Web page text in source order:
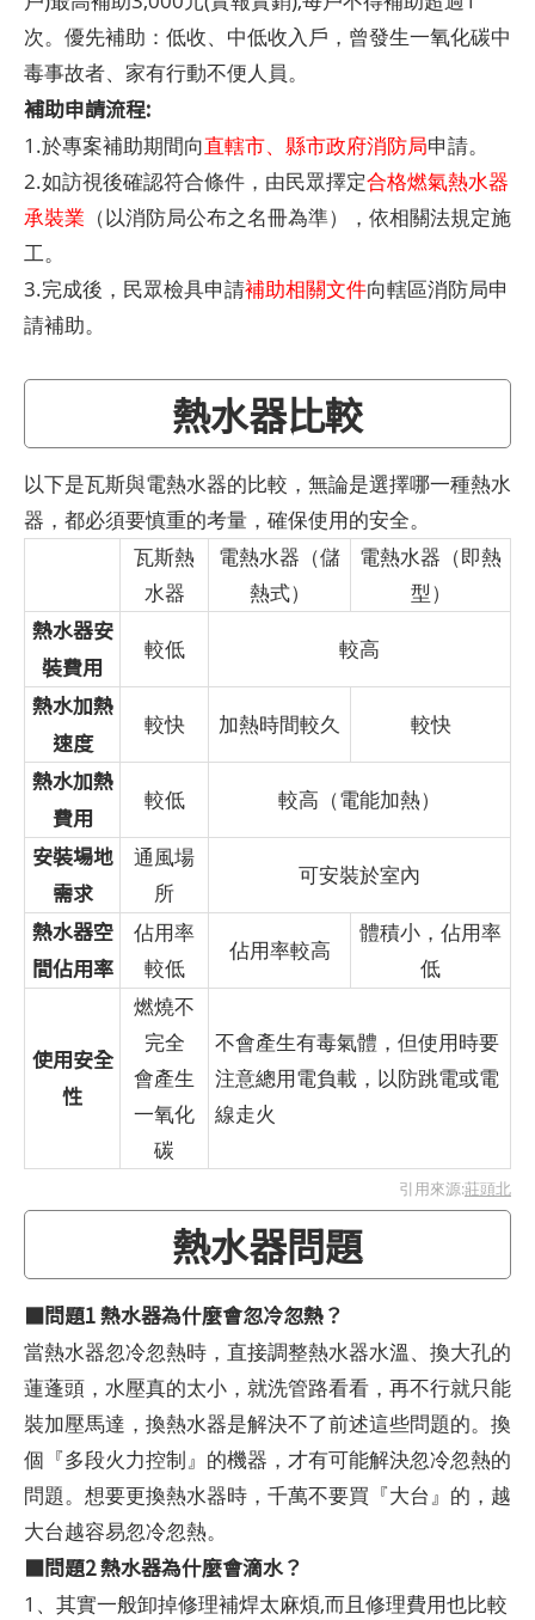
次。優先補助：低收、中低收入戶，曾發生一氧化碳中
毒事故者、家有行動不便人員。
補助申請流程:
1.於專案補助期間向直轄市、縣市政府消防局申請。
2.如訪視後確認符合條件，由民眾擇定合格燃氣熱水器
承裝業 （以消防局公布之名冊為準），依相關法規定施
工。
3.完成後，民眾檢具申請補助相關文件向轄區消防局申
請補助。
熱水器比較
以下是瓦斯與電熱水器的比較，無論是選擇哪一種熱水
器，都必須要慎重的考量，確保使用的安全。
瓦斯熱
水器
電熱水器（儲
熱式）
電熱水器（即熱
型）
熱水器安
裝費用
較低 較高
熱水加熱
速度
較快 加熱時間較久 較快
熱水加熱
費用
較低 較高（電能加熱）
安裝場地
需求
通風場
所
可安裝於室內
熱水器空
間佔用率
佔用率
較低
佔用率較高
體積小，佔用率
低
使用安全
性
燃燒不
完全
會產生
一氧化
碳
不會產生有毒氣體，但使用時要
注意總用電負載，以防跳電或電
線走火
引用來源:莊頭北
熱水器問題
■問題1 熱水器為什麼會忽冷忽熱？
當熱水器忽冷忽熱時，直接調整熱水器水溫、換大孔的
蓮蓬頭，水壓真的太小，就洗管路看看，再不行就只能
裝加壓馬達，換熱水器是解決不了前述這些問題的。換
個『多段火力控制』的機器，才有可能解決忽冷忽熱的
問題。想要更換熱水器時，千萬不要買『大台』的，越
大台越容易忽冷忽熱。
■問題2 熱水器為什麼會滴水？
1、其實一般卸掉修理補焊太麻煩,而且修理費用也比較